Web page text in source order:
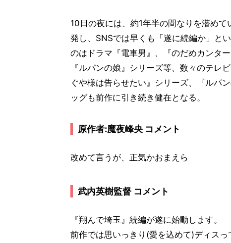
10日の夜には、約1年半の間なりを潜め
発し、SNSでは早くも「遂に続編か」と
のはドラマ『電車男』、『のだめカンタ
『ルパンの娘』シリーズ等、数々のテレ
ぐや様は告らせたい』シリーズ、『ルパ
ッグも前作に引き続き健在となる。
原作者:魔夜峰央 コメント
改めて言うが、正気かおまえら
武内英樹監督 コメント
『翔んで埼玉』続編が遂に始動します。
前作では思いっきり(愛を込めて)ディス